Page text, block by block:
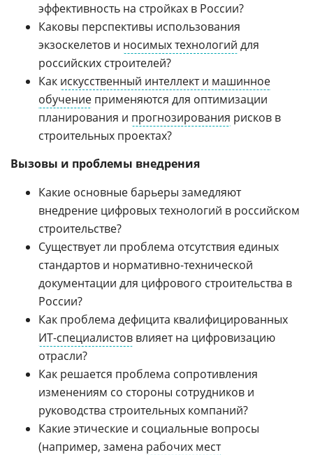
эффективность на стройках в России?
Каковы перспективы использования
экзоскелетов и носимых технологий для
российских строителей?
Как искусственный интеллект и машинное
обучение применяются для оптимизации
планирования и прогнозирования рисков в
строительных проектах?
Вызовы и проблемы внедрения
Какие основные барьеры замедляют
внедрение цифровых технологий в российском
строительстве?
Существует ли проблема отсутствия единых
стандартов и нормативно-технической
документации для цифрового строительства в
России?
Как проблема дефицита квалифицированных
ИТ-специалистов влияет на цифровизацию
отрасли?
Как решается проблема сопротивления
изменениям со стороны сотрудников и
руководства строительных компаний?
Какие этические и социальные вопросы
(например, замена рабочих мест